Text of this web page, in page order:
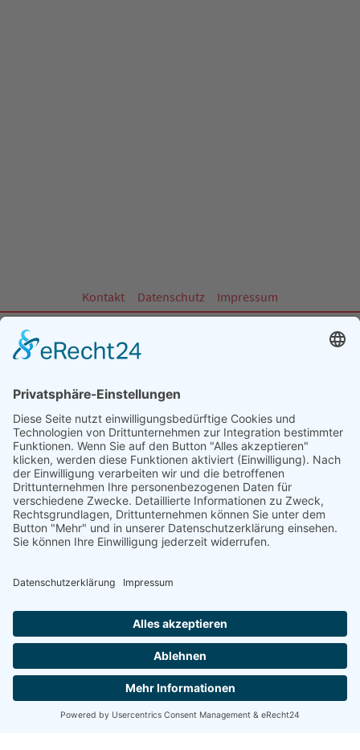
Kontakt Datenschutz Impressum